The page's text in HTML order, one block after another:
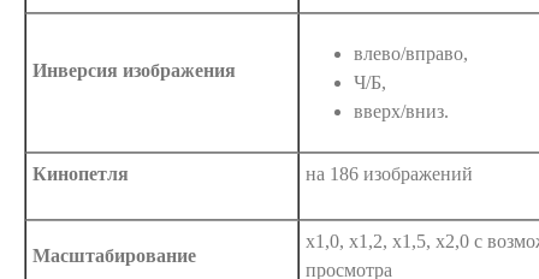
Инверсия изображения
влево/вправо,
Ч/Б,
вверх/вниз.
Кинопетля на 186 изображений
Масштабирование
х1,0, х1,2, х1,5, х2,0 с
просмотра